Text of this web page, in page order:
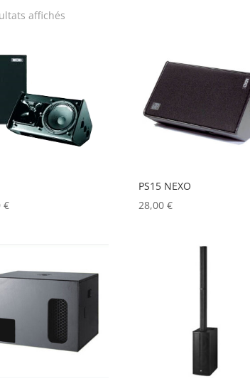
affichésTrié
€
PS15 NEXO
28,00 €